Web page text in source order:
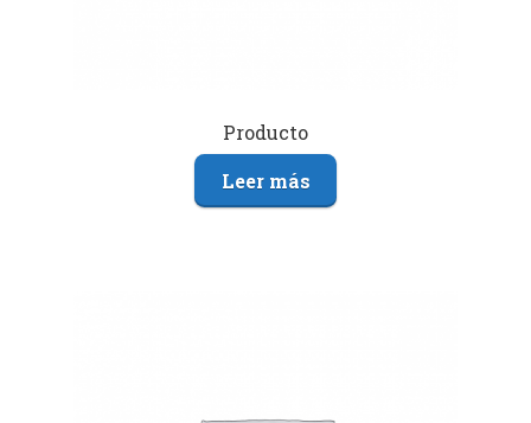
Producto
Leer más